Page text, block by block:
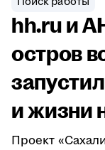
hh.ru и
остров
и жизни
Проект